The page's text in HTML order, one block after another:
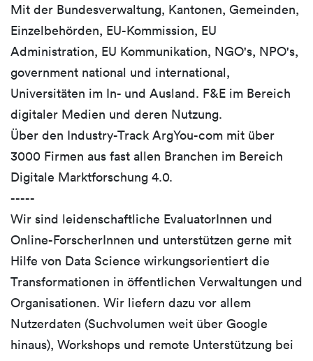
Mit der Bundesverwaltung, Kantonen, Gemeinden,
Einzelbehörden, EU-Kommission, EU
Administration, EU Kommunikation, NGO's, NPO's,
government national und international,
Universitäten im In- und Ausland. F&E im Bereich
digitaler Medien und deren Nutzung.
Über den Industry-Track ArgYou-com mit über
3000 Firmen aus fast allen Branchen im Bereich
Digitale Marktforschung 4.0.
-----
Wir sind leidenschaftliche EvaluatorInnen und
Online-ForscherInnen und unterstützen gerne mit
Hilfe von Data Science wirkungsorientiert die
Transformationen in öffentlichen Verwaltungen und
Organisationen. Wir liefern dazu vor allem
Nutzerdaten (Suchvolumen weit über Google
hinaus), Workshops und remote Unterstützung bei